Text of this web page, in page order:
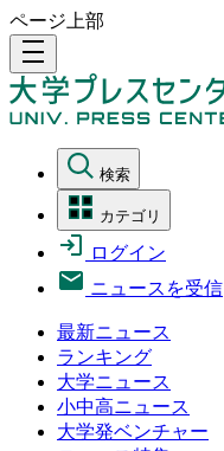
ページ上部
density_medium
検索
カテゴリ
ログイン
ニュースを受信
最新ニュース
ランキング
大学ニュース
小中高ニュース
大学発ベンチャー